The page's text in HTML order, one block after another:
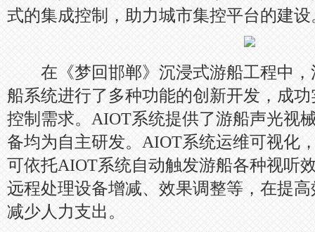
式的集成控制，助力城市集控平台的建设
在《梦回邯郸》沉浸式游船工程中，
船系统进行了多种功能的创新开发，成
控制需求。AIOT系统提供了游船声光视
备均为自主研发。AIOT系统运维可视化
可依托AIOT系统自动触发游船各种视听
远程处理设备增减、效果调整等，在提
减少人力支出。